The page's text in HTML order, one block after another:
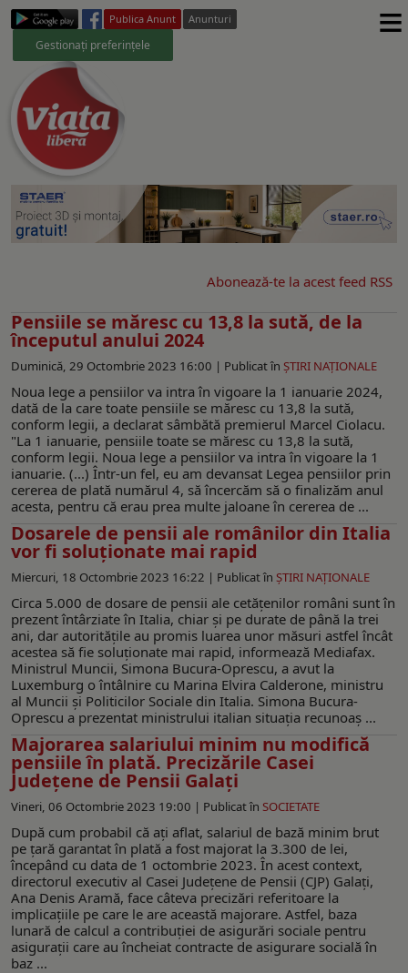
Publica Anunt Anunturi
Gestionați preferințele ≡
Abonează-te la acest feed RSS
Pensiile se măresc cu 13,8 la sută, de la
începutul anului 2024
Duminică, 29 Octombrie 2023 16:00 | Publicat în ŞTIRI NAŢIONALE
Noua lege a pensiilor va intra în vigoare la 1 ianuarie 2024,
dată de la care toate pensiile se măresc cu 13,8 la sută,
conform legii, a declarat sâmbătă premierul Marcel Ciolacu.
"La 1 ianuarie, pensiile toate se măresc cu 13,8 la sută,
conform legii. Noua lege a pensiilor va intra în vigoare la 1
ianuarie. (...) Într-un fel, eu am devansat Legea pensiilor prin
cererea de plată numărul 4, să încercăm să o finalizăm anul
acesta, pentru că erau prea multe jaloane în cererea de ...
Dosarele de pensii ale românilor din Italia
vor fi soluționate mai rapid
Miercuri, 18 Octombrie 2023 16:22 | Publicat în ŞTIRI NAŢIONALE
Circa 5.000 de dosare de pensii ale cetățenilor români sunt în
prezent întârziate în Italia, chiar și pe durate de până la trei
ani, dar autoritățile au promis luarea unor măsuri astfel încât
acestea să fie soluționate mai rapid, informează Mediafax.
Ministrul Muncii, Simona Bucura-Oprescu, a avut la
Luxemburg o întâlnire cu Marina Elvira Calderone, ministru
al Muncii și Politicilor Sociale din Italia. Simona Bucura-
Oprescu a prezentat ministrului italian situația recunoaș ...
Majorarea salariului minim nu modifică
pensiile în plată. Precizările Casei
Județene de Pensii Galați
Vineri, 06 Octombrie 2023 19:00 | Publicat în SOCIETATE
După cum probabil că ați aflat, salariul de bază minim brut
pe țară garantat în plată a fost majorat la 3.300 de lei,
începând cu data de 1 octombrie 2023. În acest context,
directorul executiv al Casei Județene de Pensii (CJP) Galați,
Ana Denis Aramă, face câteva precizări referitoare la
implicațiile pe care le are această majorare. Astfel, baza
lunară de calcul a contribuției de asigurări sociale pentru
asigurații care au încheiat contracte de asigurare socială în
baz ...